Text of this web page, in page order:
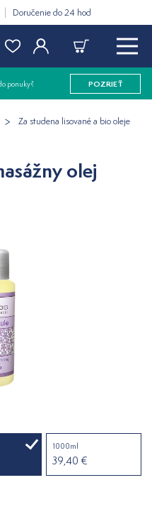
Doručenie do 24 hod
ponuky? POZRIEŤ
Za studena lisované a bio oleje
olej
1000ml
39,40 €